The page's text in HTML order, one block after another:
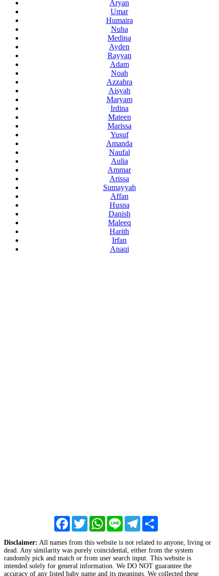
Aryan
Umar
Humaira
Nuha
Medina
Ayden
Rayyan
Adam
Noah
Azzahra
Aisyah
Maryam
Irdina
Mateen
Marissa
Yusuf
Amanda
Naufal
Aulia
Ammar
Arissa
Sumayyah
Affan
Husna
Danish
Maleeq
Harith
Irfan
Anaqi
FacebookTwitterWhatsApp
Line Telegram
Disclaimer: All names from this website is not related to anyone, living or
dead. Any similarity was purely coincidental, either from the system
randomly pick and match or from user search input. This website is
intended solely for general information. We DO NOT guarantee the
accuracy of any listed baby name and its meanings. We collected these